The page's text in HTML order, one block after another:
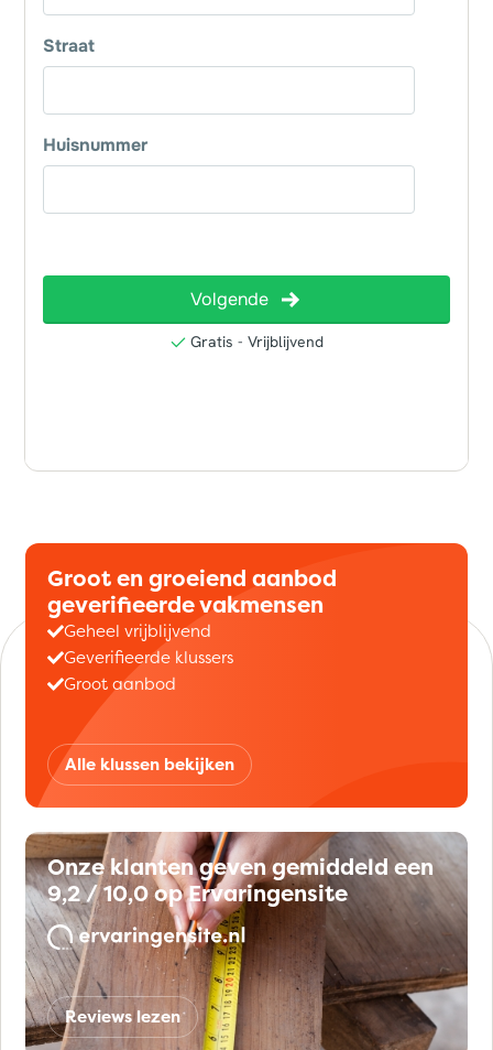
Groot en groeiend aanbod
geverifieerde vakmensen
Geheel vrijblijvend
Geverifieerde klussers
Groot aanbod
Alle klussen bekijken
Onze klanten geven gemiddeld een
9,2 / 10,0 op Ervaringensite
Reviews lezen